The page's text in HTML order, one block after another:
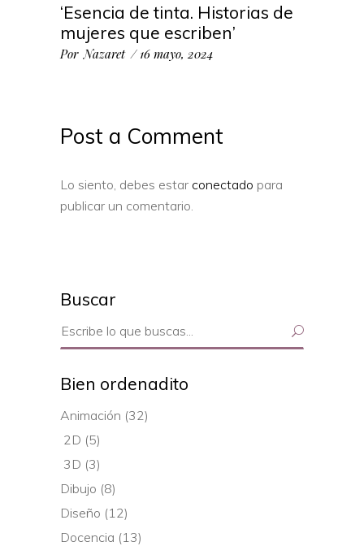
‘Esencia de tinta. Historias de
mujeres que escriben’
Por Nazaret 16 mayo, 2024
Post a Comment
Lo siento, debes estar conectado para
publicar un comentario.
Buscar
Search
for:
Bien ordenadito
Animación (32)
2D (5)
3D (3)
Dibujo (8)
Diseño (12)
Docencia (13)